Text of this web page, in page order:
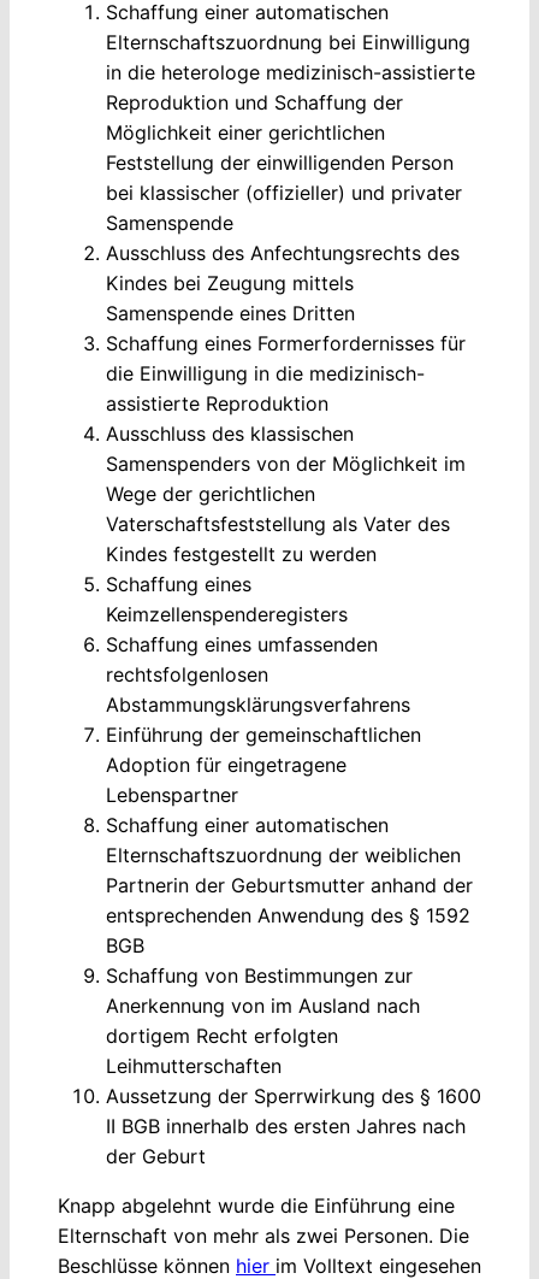
Schaffung einer automatischen
Elternschaftszuordnung bei Einwilligung
in die heterologe medizinisch-assistierte
Reproduktion und Schaffung der
Möglichkeit einer gerichtlichen
Feststellung der einwilligenden Person
bei klassischer (offizieller) und privater
Samenspende
Ausschluss des Anfechtungsrechts des
Kindes bei Zeugung mittels
Samenspende eines Dritten
Schaffung eines Formerfordernisses für
die Einwilligung in die medizinisch-
assistierte Reproduktion
Ausschluss des klassischen
Samenspenders von der Möglichkeit im
Wege der gerichtlichen
Vaterschaftsfeststellung als Vater des
Kindes festgestellt zu werden
Schaffung eines
Keimzellenspenderegisters
Schaffung eines umfassenden
rechtsfolgenlosen
Abstammungsklärungsverfahrens
Einführung der gemeinschaftlichen
Adoption für eingetragene
Lebenspartner
Schaffung einer automatischen
Elternschaftszuordnung der weiblichen
Partnerin der Geburtsmutter anhand der
entsprechenden Anwendung des § 1592
BGB
Schaffung von Bestimmungen zur
Anerkennung von im Ausland nach
dortigem Recht erfolgten
Leihmutterschaften
Aussetzung der Sperrwirkung des § 1600
II BGB innerhalb des ersten Jahres nach
der Geburt
Knapp abgelehnt wurde die Einführung eine
Elternschaft von mehr als zwei Personen. Die
Beschlüsse können hier im Volltext eingesehen